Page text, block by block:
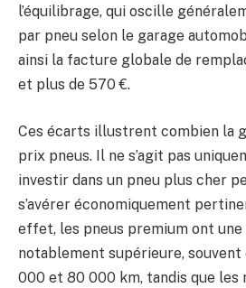
l’équilibrage, qui oscille
par pneu selon le garage
ainsi la facture globale de
et plus de 570 €.
Ces écarts illustrent combien la
prix pneus. Il ne s’agit pas
investir dans un pneu plus cher
s’avérer économiquement
effet, les pneus premium ont une
notablement supérieure,
000 et 80 000 km, tandis que les